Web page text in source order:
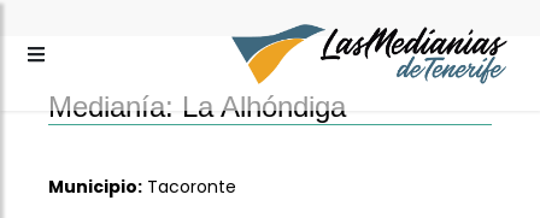
Medianía: La Alhóndiga
Municipio: Tacoronte